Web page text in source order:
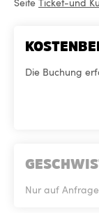
Die Buchung
Nur auf